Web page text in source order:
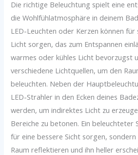
Die richtige Beleuchtung spielt eine
die Wohlfühlatmosphäre in deinem
LED-Leuchten oder Kerzen können
Licht sorgen, das zum Entspannen
warmes oder kühles Licht bevorzugst
verschiedene Lichtquellen, um den
beleuchten. Neben der
LED-Strahler in den Ecken deines
werden, um indirektes Licht zu
Bereiche zu betonen. Ein beleuchteter
für eine bessere Sicht sorgen,
Raum reflektieren und ihn heller